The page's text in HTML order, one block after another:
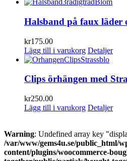
Halsband på faux läder
kr175.00
Lägg till i varukorg Detaljer
Clips örhängen med
kr250.00
Lägg till i varukorg Detaljer
Warning: Undefined array key
/var/www/gems4u.se/public_html/
content/plugins/woocommerce-